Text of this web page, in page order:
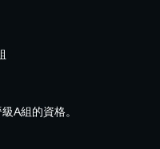
A組的資格。